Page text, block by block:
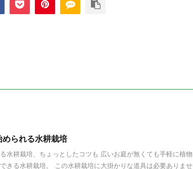
められる水耕栽培
水耕栽培、ちょっとしたコツも 広いお庭が無くても手軽に植物
きる水耕栽培。 この水耕栽培に大掛かりな道具は必要ありませ